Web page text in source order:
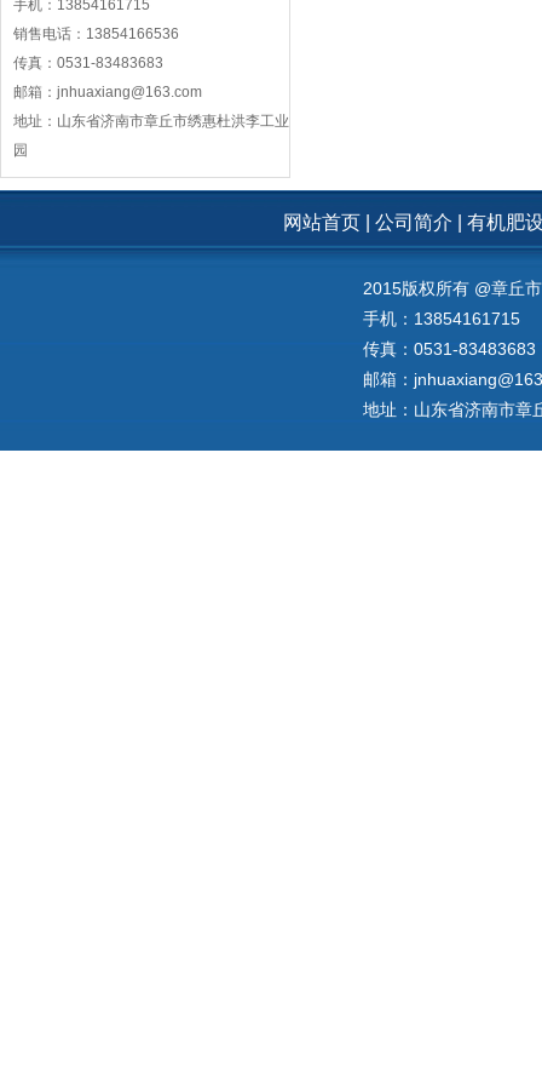
手机：13854161715
销售电话：13854166536
传真：0531-83483683
邮箱：jnhuaxiang@163.com
地址：山东省济南市章丘市绣惠杜洪李工业
园
网站首页 公司简介 有机肥
2015版权所有 @章丘
手机：13854161715
传真：0531-83483683
邮箱：
地址：山东省济南市章